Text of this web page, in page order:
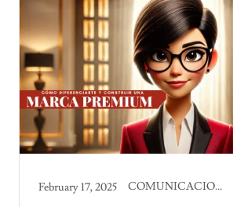
February 17, 2025 COMUNICACION CORPORATIVA